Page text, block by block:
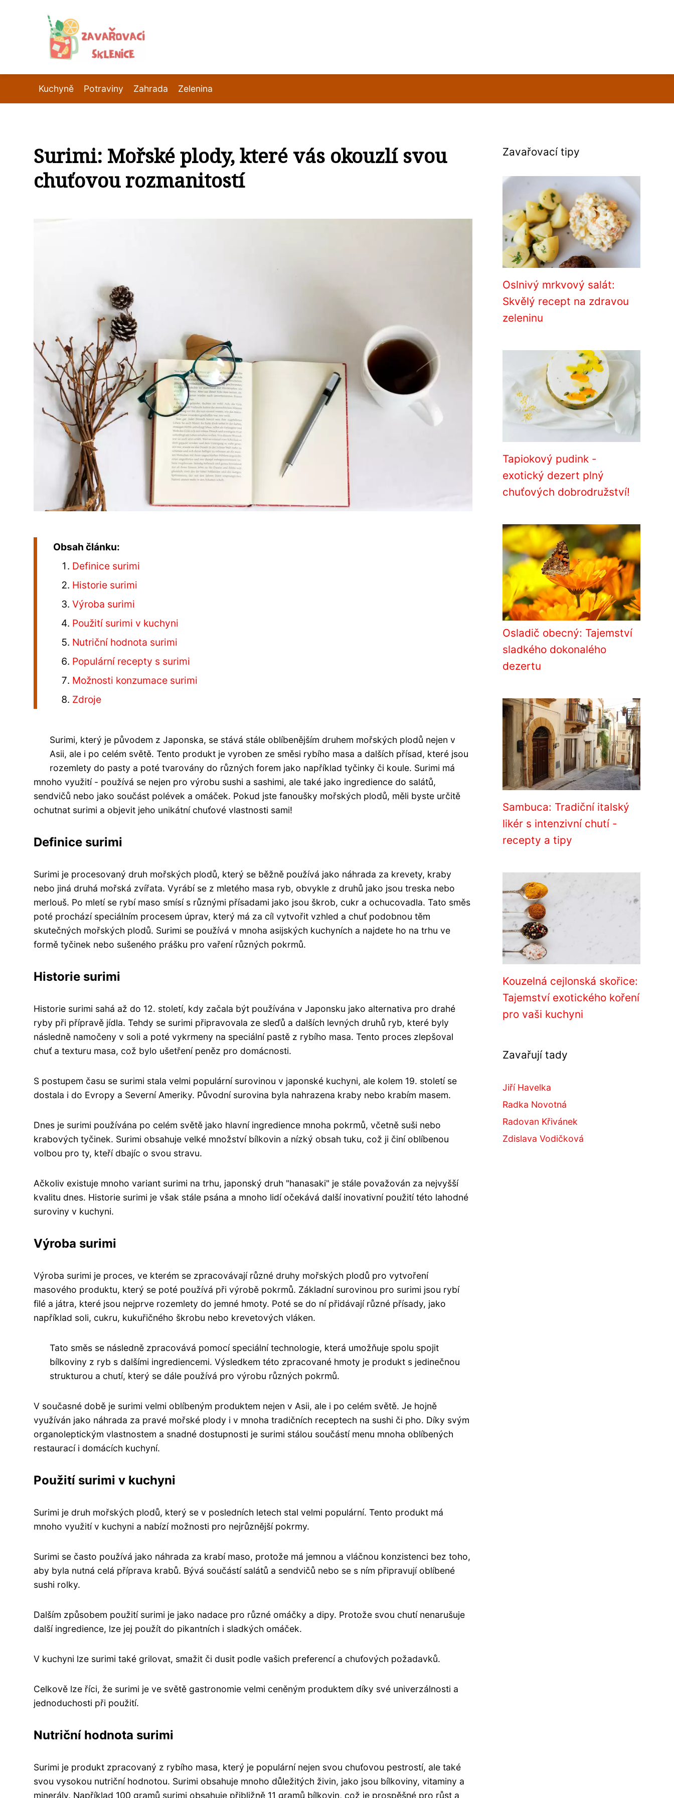
Kuchyně Potraviny Zahrada Zelenina
Surimi: Mořské plody, které vás okouzlí svou
chuťovou rozmanitostí
Obsah článku:
Definice surimi
Historie surimi
Výroba surimi
Použití surimi v kuchyni
Nutriční hodnota surimi
Populární recepty s surimi
Možnosti konzumace surimi
Zdroje
Surimi, který je původem z Japonska, se stává stále oblíbenějším druhem mořských plodů nejen v
Asii, ale i po celém světě. Tento produkt je vyroben ze směsi rybího masa a dalších přísad, které jsou
rozemlety do pasty a poté tvarovány do různých forem jako například tyčinky či koule. Surimi má
mnoho využití - používá se nejen pro výrobu sushi a sashimi, ale také jako ingredience do salátů,
sendvičů nebo jako součást polévek a omáček. Pokud jste fanoušky mořských plodů, měli byste určitě
ochutnat surimi a objevit jeho unikátní chuťové vlastnosti sami!
Definice surimi
Surimi je procesovaný druh mořských plodů, který se běžně používá jako náhrada za krevety, kraby
nebo jiná druhá mořská zvířata. Vyrábí se z mletého masa ryb, obvykle z druhů jako jsou treska nebo
merlouš. Po mletí se rybí maso smísí s různými přísadami jako jsou škrob, cukr a ochucovadla. Tato směs
poté prochází speciálním procesem úprav, který má za cíl vytvořit vzhled a chuť podobnou těm
skutečných mořských plodů. Surimi se používá v mnoha asijských kuchyních a najdete ho na trhu ve
formě tyčinek nebo sušeného prášku pro vaření různých pokrmů.
Historie surimi
Historie surimi sahá až do 12. století, kdy začala být používána v Japonsku jako alternativa pro drahé
ryby při přípravě jídla. Tehdy se surimi připravovala ze sleďů a dalších levných druhů ryb, které byly
následně namočeny v soli a poté vykrmeny na speciální pastě z rybího masa. Tento proces zlepšoval
chuť a texturu masa, což bylo ušetření peněz pro domácnosti.
S postupem času se surimi stala velmi populární surovinou v japonské kuchyni, ale kolem 19. století se
dostala i do Evropy a Severní Ameriky. Původní surovina byla nahrazena kraby nebo krabím masem.
Dnes je surimi používána po celém světě jako hlavní ingredience mnoha pokrmů, včetně suši nebo
krabových tyčinek. Surimi obsahuje velké množství bílkovin a nízký obsah tuku, což ji činí oblíbenou
volbou pro ty, kteří dbajíc o svou stravu.
Ačkoliv existuje mnoho variant surimi na trhu, japonský druh "hanasaki" je stále považován za nejvyšší
kvalitu dnes. Historie surimi je však stále psána a mnoho lidí očekává další inovativní použití této lahodné
suroviny v kuchyni.
Výroba surimi
Výroba surimi je proces, ve kterém se zpracovávají různé druhy mořských plodů pro vytvoření
masového produktu, který se poté používá při výrobě pokrmů. Základní surovinou pro surimi jsou rybí
filé a játra, které jsou nejprve rozemlety do jemné hmoty. Poté se do ní přidávají různé přísady, jako
například soli, cukru, kukuřičného škrobu nebo krevetových vláken.
Tato směs se následně zpracovává pomocí speciální technologie, která umožňuje spolu spojit
bílkoviny z ryb s dalšími ingrediencemi. Výsledkem této zpracované hmoty je produkt s jedinečnou
strukturou a chutí, který se dále používá pro výrobu různých pokrmů.
V současné době je surimi velmi oblíbeným produktem nejen v Asii, ale i po celém světě. Je hojně
využíván jako náhrada za pravé mořské plody i v mnoha tradičních receptech na sushi či pho. Díky svým
organoleptickým vlastnostem a snadné dostupnosti je surimi stálou součástí menu mnoha oblíbených
restaurací i domácích kuchyní.
Použití surimi v kuchyni
Surimi je druh mořských plodů, který se v posledních letech stal velmi populární. Tento produkt má
mnoho využití v kuchyni a nabízí možnosti pro nejrůznější pokrmy.
Surimi se často používá jako náhrada za krabí maso, protože má jemnou a vláčnou konzistenci bez toho,
aby byla nutná celá příprava krabů. Bývá součástí salátů a sendvičů nebo se s ním připravují oblíbené
sushi rolky.
Dalším způsobem použití surimi je jako nadace pro různé omáčky a dipy. Protože svou chutí nenarušuje
další ingredience, lze jej použít do pikantních i sladkých omáček.
V kuchyni lze surimi také grilovat, smažit či dusit podle vašich preferencí a chuťových požadavků.
Celkově lze říci, že surimi je ve světě gastronomie velmi ceněným produktem díky své univerzálnosti a
jednoduchosti při použití.
Nutriční hodnota surimi
Surimi je produkt zpracovaný z rybího masa, který je populární nejen svou chuťovou pestrostí, ale také
svou vysokou nutriční hodnotou. Surimi obsahuje mnoho důležitých živin, jako jsou bílkoviny, vitaminy a
minerály. Například 100 gramů surimi obsahuje přibližně 11 gramů bílkovin, což je prospěšné pro růst a
Zavařovací tipy
Oslnivý mrkvový salát:
Skvělý recept na zdravou
zeleninu
Tapiokový pudink -
exotický dezert plný
chuťových dobrodružství!
Osladič obecný: Tajemství
sladkého dokonalého
dezertu
Sambuca: Tradiční italský
likér s intenzivní chutí -
recepty a tipy
Kouzelná cejlonská skořice:
Tajemství exotického koření
pro vaši kuchyni
Zavařují tady
Jiří Havelka
Radka Novotná
Radovan Křivánek
Zdislava Vodičková